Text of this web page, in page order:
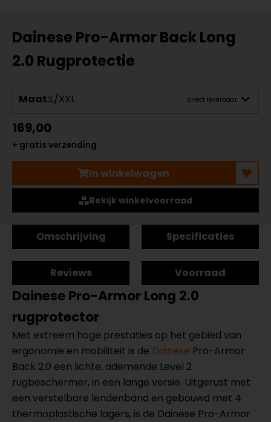
Dainese Pro-Armor Back Long
2.0 Rugprotectie
Maat:L/XXL direct leverbaar
169,00
+ gratis verzending
In winkelwagen
Bekijk winkelvoorraad
Omschrijving Specificaties
Reviews Voorraad
Dainese Pro-Armor Long 2.0
rugprotector
Met extreem hoge prestaties op het gebied van
ergonomie en mobiliteit is de Dainese Pro-Armor
Back 2.0 een lichte, ademende Level 2
rugbeschermer, in een lange versie. Uitgerust met
een verstelbare lendenband en gebouwd met 4
thermoplastische lagers, is de Dainese Pro-Armor